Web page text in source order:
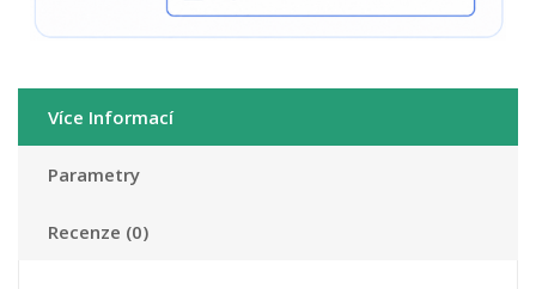
Více Informací
Parametry
Recenze (0)